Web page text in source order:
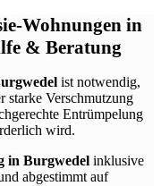
Wohnungen in
& Beratung
ist notwendig,
starke Verschmutzung
Entrümpelung
wird.
in Burgwedel inklusive
abgestimmt auf